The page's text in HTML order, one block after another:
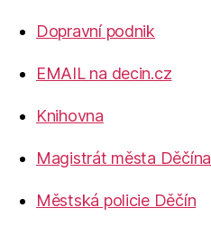
Dopravní podnik
EMAIL na decin.cz
Knihovna
Magistrát města Děčína
Městská policie Děčín